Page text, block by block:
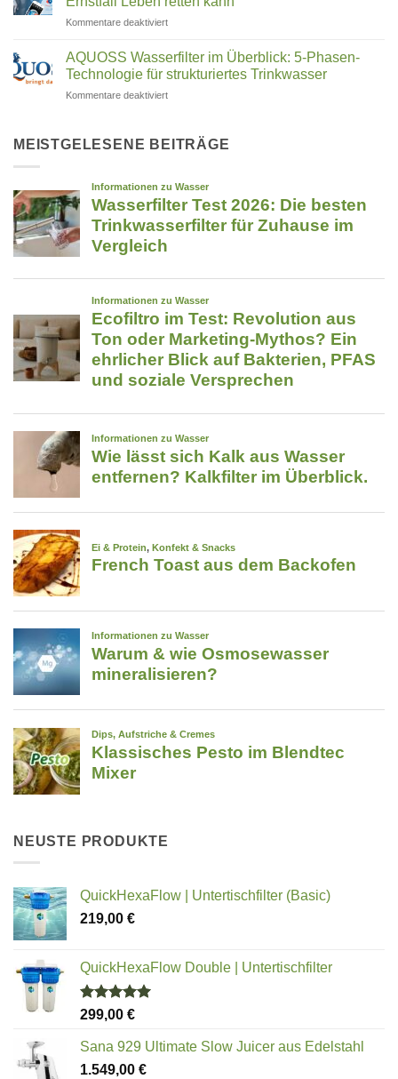
Rosenheim
die
im
Trinkwasser
filtern:
Was
hilft
Kommentare deaktiviertfür
uney:
Die
Notruf-
im
retten
kann
AQUOSS Wasserfilter im Überblick: 5-Phasen-
Technologie für strukturiertes Trinkwasser
Kommentare deaktiviertfür
im
Phasen-
Technologie
strukturiertes
MEISTGELESENE BEITRÄGE
NEUSTE PRODUKTE
QuickHexaFlow | Untertischfilter (Basic)
219,00 €
QuickHexaFlow Double | Untertischfilter
Bewertet
von 5
299,00 €
Sana 929 Ultimate Slow Juicer aus Edelstahl
1.549,00 €